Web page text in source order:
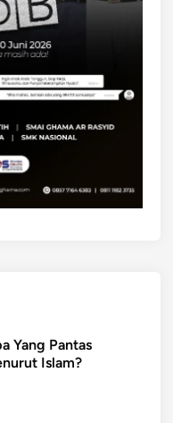
Yang Pantas
Islam?